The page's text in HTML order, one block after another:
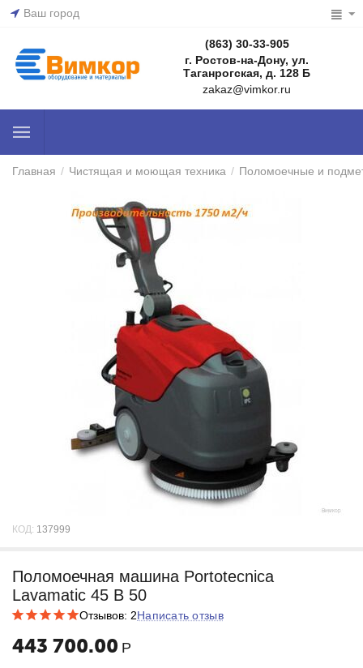
Ваш город
(863) 30-33-905
г. Ростов-на-Дону, ул.
Таганрогская, д. 128 Б
zakaz@vimkor.ru
Главная / Чистящая и моющая техника / Поломоечные и
КОД: 137999
Поломоечная машина Portotecnica
Lavamatic 45 B 50
Отзывов: 2Написать отзыв
443 700.00 Р